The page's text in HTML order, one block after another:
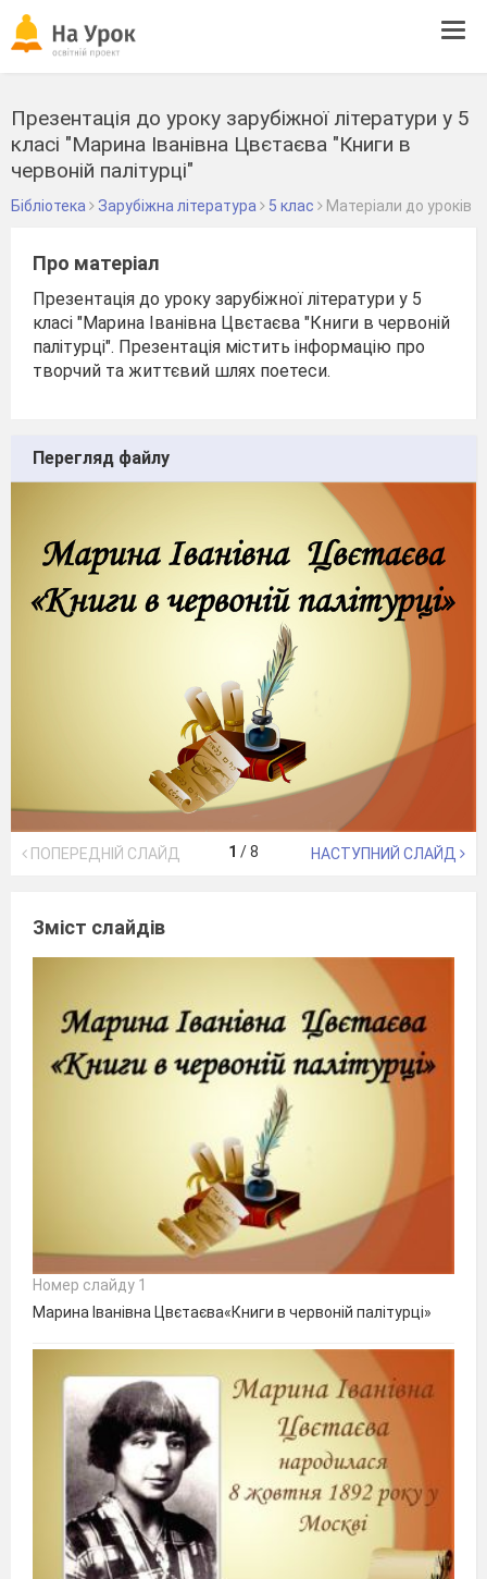
Презентація до уроку зарубіжної літератури у 5
класі "Марина Іванівна Цвєтаєва "Книги в
червоній палітурці"
Бібліотека Зарубіжна література 5 клас Матеріали до уроків
Про матеріал
Презентація до уроку зарубіжної літератури у 5
класі "Марина Іванівна Цвєтаєва "Книги в червоній
палітурці". Презентація містить інформацію про
творчий та життєвий шлях поетеси.
Перегляд файлу
ПОПЕРЕДНІЙ СЛАЙД 1 /8 НАСТУПНИЙ СЛАЙД
Зміст слайдів
Номер слайду 1
Марина Іванівна Цвєтаєва«Книги в червоній палітурці»